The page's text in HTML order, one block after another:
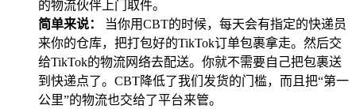
的物流伙伴上门取件。
简单来说：
当你用CBT的时候，每天会有指定的快递员
来你的仓库，把打包好的TikTok订单包裹拿走。然后交
给TikTok的物流网络去配送。你就不需要自己把包裹送
到快递点了。CBT降低了我们发货的门槛，而且把“第一
公里”的物流也交给了平台来管。